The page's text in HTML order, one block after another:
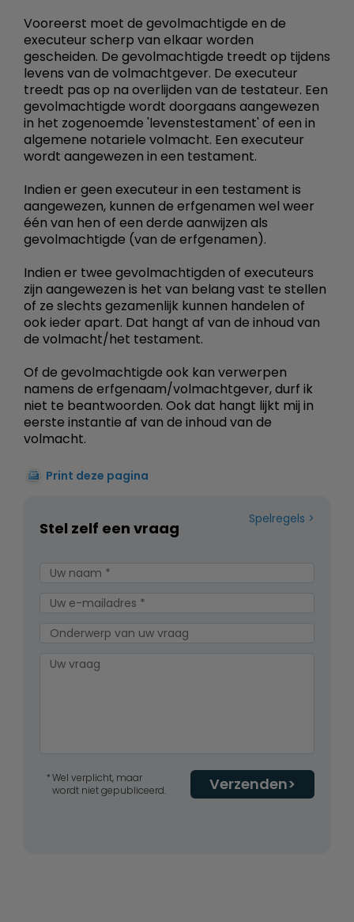
Vooreerst moet de gevolmachtigde en de
executeur scherp van elkaar worden
gescheiden. De gevolmachtigde treedt op tijdens
levens van de volmachtgever. De executeur
treedt pas op na overlijden van de testateur. Een
gevolmachtigde wordt doorgaans aangewezen
in het zogenoemde 'levenstestament' of een in
algemene notariele volmacht. Een executeur
wordt aangewezen in een testament.
Indien er geen executeur in een testament is
aangewezen, kunnen de erfgenamen wel weer
één van hen of een derde aanwijzen als
gevolmachtigde (van de erfgenamen).
Indien er twee gevolmachtigden of executeurs
zijn aangewezen is het van belang vast te stellen
of ze slechts gezamenlijk kunnen handelen of
ook ieder apart. Dat hangt af van de inhoud van
de volmacht/het testament.
Of de gevolmachtigde ook kan verwerpen
namens de erfgenaam/volmachtgever, durf ik
niet te beantwoorden. Ook dat hangt lijkt mij in
eerste instantie af van de inhoud van de
volmacht.
Print deze pagina
Spelregels
Stel zelf een vraag
Verzenden
Wel verplicht, maar
wordt niet gepubliceerd.